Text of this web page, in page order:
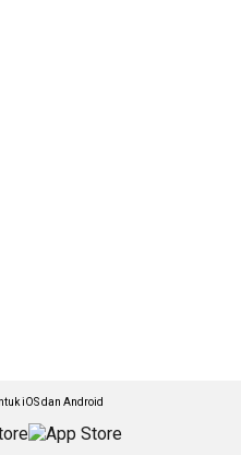
iOS dan Android